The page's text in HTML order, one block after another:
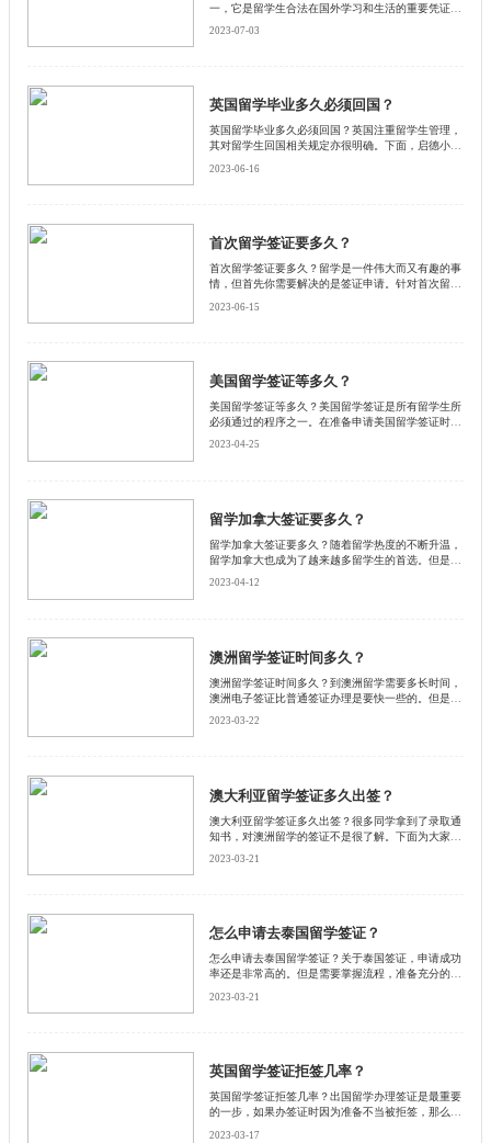
一，它是留学生合法在国外学习和生活的重要凭证。
2023-07-03
英国留学毕业多久必须回国？
英国留学毕业多久必须回国？英国注重留学生管理，
其对留学生回国相关规定亦很明确。下面，启德小编
2023-06-16
首次留学签证要多久？
首次留学签证要多久？留学是一件伟大而又有趣的事
情，但首先你需要解决的是签证申请。针对首次留学
还要注意申请所需的时间。启德小编为大家逐一解
2023-06-15
美国留学签证等多久？
美国留学签证等多久？美国留学签证是所有留学生所
必须通过的程序之一。在准备申请美国留学签证时，
2023-04-25
留学加拿大签证要多久？
留学加拿大签证要多久？随着留学热度的不断升温，
留学加拿大也成为了越来越多留学生的首选。但是，
2023-04-12
澳洲留学签证时间多久？
澳洲留学签证时间多久？到澳洲留学需要多长时间，
澳洲电子签证比普通签证办理是要快一些的。但是两
2023-03-22
澳大利亚留学签证多久出签？
澳大利亚留学签证多久出签？很多同学拿到了录取通
知书，对澳洲留学的签证不是很了解。下面为大家整
2023-03-21
怎么申请去泰国留学签证？
怎么申请去泰国留学签证？关于泰国签证，申请成功
率还是非常高的。但是需要掌握流程，准备充分的材
2023-03-21
英国留学签证拒签几率？
英国留学签证拒签几率？出国留学办理签证是最重要
的一步，如果办签证时因为准备不当被拒签，那么之
2023-03-17